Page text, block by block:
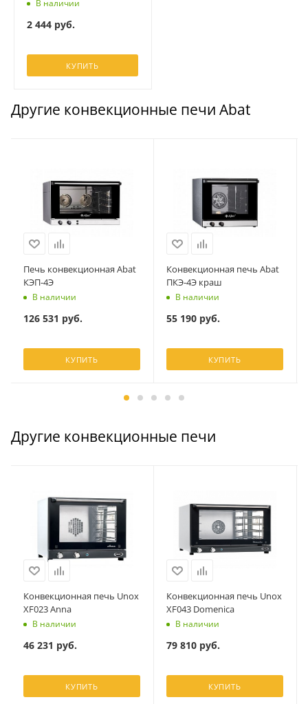
В наличии
2 444руб.
КУПИТЬ
Другие конвекционные печи Abat
Печь конвекционная Abat
КЭП-4Э
В наличии
126 531 руб.
КУПИТЬ
Конвекционная печь Abat
ПКЭ-4Э краш
В наличии
55 190руб.
КУПИТЬ
Другие конвекционные печи
Конвекционная печь Unox
XF023 Anna
В наличии
46 231 руб.
КУПИТЬ
Конвекционная печь Unox
XF043 Domenica
В наличии
79 810руб.
КУПИТЬ